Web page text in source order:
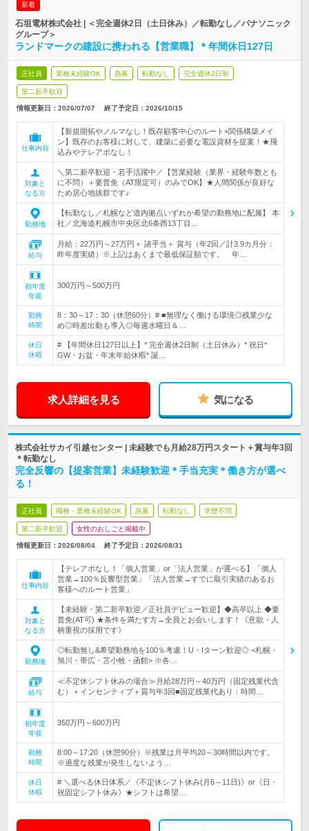
新着
石垣電材株式会社 | ＜完全週休2日（土日休み）／転勤なし／パナソニック
グループ＞
ランドマークの建設に携われる【営業職】＊年間休日127日
正社員 業種未経験OK 急募 転勤なし 完全週休2日制
第二新卒歓迎
情報更新日：2026/07/07 終了予定日： 2026/10/15
仕事内容
【新規開拓やノルマなし！既存顧客中心のルート×関係構築メイ
ン】既存のお客様に対して、建築に必要な電設資材を提案！★飛
込みやテレアポなし！
対象と
なる方
＼第二新卒歓迎・若手活躍中／【営業経験（業界・経験年数とも
に不問）＋要普免（AT限定可）のみでOK】★人間関係が良好な
ため居心地抜群です♪
勤務地
【転勤なし／札幌など道内拠点いずれか希望の勤務地に配属】 本
社／北海道札幌市中央区北6条西13丁目…
給与
月給：22万円～27万円＋ 諸手当＋ 賞与（年2回／計3.9カ月分：
昨年度実績）※上記はあくまで最低保証額です。 年…
初年度
年収
300万円～500万円
勤務
時間
8：30～17：30（休憩60分）# ■無理なく働ける環境◎残業少な
め◎時差出勤も導入◎毎週水曜日＆…
休日
休暇
# 【年間休日127日以上】* 完全週休2日制（土日休み）* 祝日*
GW・お盆・年末年始休暇* 誕…
求人詳細を見る 気になる
株式会社サカイ引越センター | 未経験でも月給28万円スタート＋賞与年3回
＊転勤なし
完全反響の【提案営業】未経験歓迎＊手当充実＊働き方が選べ
る！
正社員 職種・業種未経験OK 急募 転勤なし 学歴不問
第二新卒歓迎 女性のおしごと掲載中
情報更新日：2026/08/04 終了予定日： 2026/08/31
仕事内容
【テレアポなし！「個人営業」or「法人営業」が選べる】「個人
営業→100％反響型営業」「法人営業→すでに取引実績のあるお
客様へのルート営業」
対象と
なる方
【未経験・第二新卒歓迎／正社員デビュー歓迎】◆高卒以上 ◆要
普免(AT可) ★条件を満たす方→全員とお会いします！《意欲・人
柄重視の採用です》
勤務地
◎転勤無し&希望勤務地を100％考慮！U・Iターン歓迎◎ <札幌・
旭川・帯広・苫小牧・函館> ※各…
給与
≪不定休シフト休みの場合≫月給28万円～40万円（固定残業代含
む）＋インセンティブ＋賞与年3回■固定残業代あり：時間…
初年度
年収
350万円～600万円
勤務
時間
8:00～17:20（休憩90分）※残業は月平均20～30時間以内です。
※過度な残業が発生しないよう…
休日
休暇
# ＼選べる休日体系／《不定休シフト休み(月6～11日)》or《日・
祝固定シフト休み》★シフトは希望…